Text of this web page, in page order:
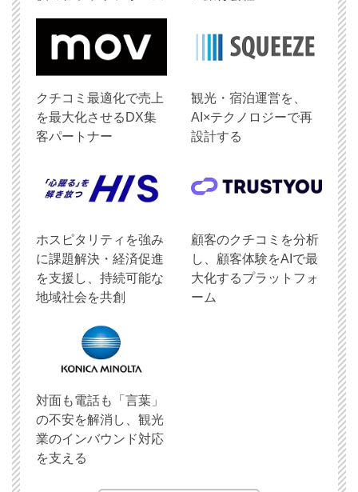
クチコミ最適化で売上
を最大化させるDX集
客パートナー
観光・宿泊運営を、
AI×テクノロジーで再
設計する
ホスピタリティを強み
に課題解決・経済促進
を支援し、持続可能な
地域社会を共創
顧客のクチコミを分析
し、顧客体験をAIで最
大化するプラットフォ
ーム
対面も電話も「言葉」
の不安を解消し、観光
業のインバウンド対応
を支える